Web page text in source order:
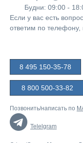
Будни: 09:00 -
Если у вас есть
ответим по телефону,
8 495 150-35-78
8 800 500-33-82
Позвонить/написать по
Telelgram